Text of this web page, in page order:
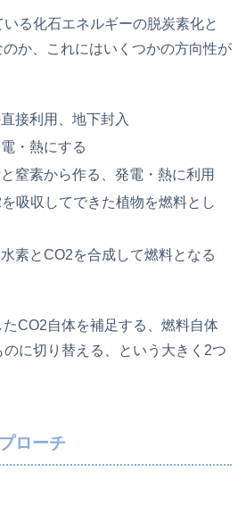
る化石エネルギーの脱炭素化と
か、これにはいくつかの方向性が
接利用、地下封入
・熱にする
窒素から作る、発電・熱に利用
吸収してできた植物を燃料とし
素とCO2を合成して燃料となる
CO2自体を補足する、燃料自体
に切り替える、という大きく2つ
ローチ